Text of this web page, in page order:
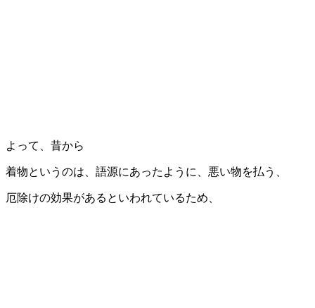
よって、昔から
着物というのは、語源にあったように、悪い物を払う、
厄除けの効果があるといわれているため、